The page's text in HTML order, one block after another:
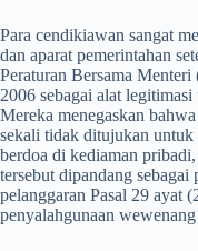
​Para cendikiawan sangat
dan aparat pemerintahan
Peraturan Bersama
2006 sebagai alat
Mereka menegaskan
sekali tidak ditujukan untuk
berdoa di kediaman
tersebut dipandang sebagai
pelanggaran Pasal 29 ayat
penyalahgunaan